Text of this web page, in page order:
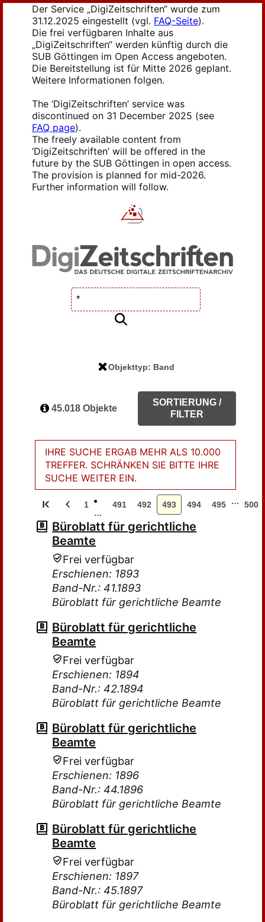
Der Service „DigiZeitschriften“ wurde zum
31.12.2025 eingestellt (vgl. FAQ-Seite).
Die frei verfügbaren Inhalte aus
„DigiZeitschriften“ werden künftig durch die
SUB Göttingen im Open Access angeboten.
Die Bereitstellung ist für Mitte 2026 geplant.
Weitere Informationen folgen.
The ‘DigiZeitschriften’ service was
discontinued on 31 December 2025 (see
FAQ page).
The freely available content from
‘DigiZeitschriften’ will be offered in the
future by the SUB Göttingen in open access.
The provision is planned for mid-2026.
Further information will follow.
Objekttyp: Band
45.018 Objekte
SORTIERUNG /
FILTER
IHRE SUCHE ERGAB MEHR ALS 10.000
TREFFER. SCHRÄNKEN SIE BITTE IHRE
SUCHE WEITER EIN.
1
…
491 492 493 494 495 … 500
Büroblatt für gerichtliche
Beamte
Frei verfügbar
Erschienen: 1893
Band-Nr.: 41.1893
Büroblatt für gerichtliche Beamte
Büroblatt für gerichtliche
Beamte
Frei verfügbar
Erschienen: 1894
Band-Nr.: 42.1894
Büroblatt für gerichtliche Beamte
Büroblatt für gerichtliche
Beamte
Frei verfügbar
Erschienen: 1896
Band-Nr.: 44.1896
Büroblatt für gerichtliche Beamte
Büroblatt für gerichtliche
Beamte
Frei verfügbar
Erschienen: 1897
Band-Nr.: 45.1897
Büroblatt für gerichtliche Beamte